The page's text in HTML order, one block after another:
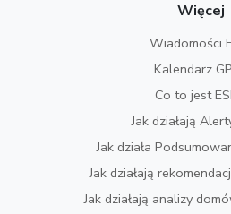
Więcej
Wiadomości
Kalendarz
Co to jest
Jak działają
Jak działa
Jak działają
Jak działają analizy